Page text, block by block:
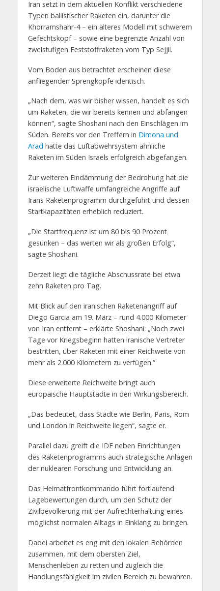
Iran setzt in dem aktuellen Konflikt verschiedene
Typen ballistischer Raketen ein, darunter die
Khorramshahr-4 – ein älteres Modell mit schwerem
Gefechtskopf – sowie eine begrenzte Anzahl von
zweistufigen Feststoffraketen vom Typ Sejjil.
Vom Boden aus betrachtet erscheinen diese
anfliegenden Sprengköpfe identisch.
„Nach dem, was wir bisher wissen, handelt es sich
um Raketen, die wir bereits kennen und abfangen
können“, sagte Shoshani nach den Einschlägen im
Süden. Bereits vor den Treffern in Dimona und
Arad hatte das Luftabwehrsystem ähnliche
Raketen im Süden Israels erfolgreich abgefangen.
Zur weiteren Eindämmung der Bedrohung hat die
israelische Luftwaffe umfangreiche Angriffe auf
Irans Raketenprogramm durchgeführt und dessen
Startkapazitäten erheblich reduziert.
„Die Startfrequenz ist um 80 bis 90 Prozent
gesunken – das werten wir als großen Erfolg“,
sagte Shoshani.
Derzeit liegt die tägliche Abschussrate bei etwa
zehn Raketen pro Tag.
Mit Blick auf den iranischen Raketenangriff auf
Diego Garcia am 19. März – rund 4.000 Kilometer
von Iran entfernt – erklärte Shoshani: „Noch zwei
Tage vor Kriegsbeginn hatten iranische Vertreter
bestritten, über Raketen mit einer Reichweite von
mehr als 2.000 Kilometern zu verfügen.“
Diese erweiterte Reichweite bringt auch
europäische Hauptstädte in den Wirkungsbereich.
„Das bedeutet, dass Städte wie Berlin, Paris, Rom
und London in Reichweite liegen“, sagte er.
Parallel dazu greift die IDF neben Einrichtungen
des Raketenprogramms auch strategische Anlagen
der nuklearen Forschung und Entwicklung an.
Das Heimatfrontkommando führt fortlaufend
Lagebewertungen durch, um den Schutz der
Zivilbevölkerung mit der Aufrechterhaltung eines
möglichst normalen Alltags in Einklang zu bringen.
Dabei arbeitet es eng mit den lokalen Behörden
zusammen, mit dem obersten Ziel,
Menschenleben zu retten und zugleich die
Handlungsfähigkeit im zivilen Bereich zu bewahren.